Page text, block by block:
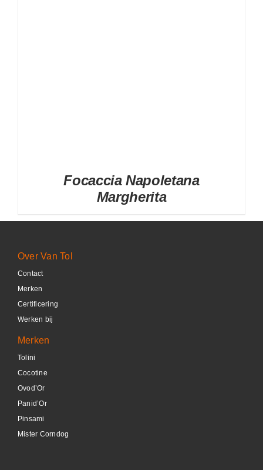
Focaccia Napoletana
Margherita
Over Van Tol
Contact
Merken
Certificering
Werken bij
Merken
Tolini
Cocotine
Ovod’Or
Panid’Or
Pinsami
Mister Corndog